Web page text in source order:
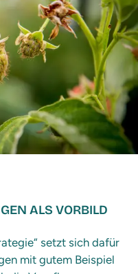
ALS VORBILD
setzt sich dafür
mit gutem Beispiel